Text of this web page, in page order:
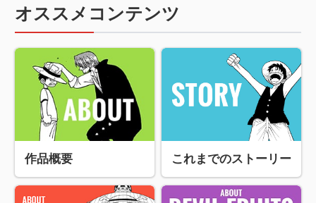
オススメコンテンツ
作品概要 これまでのストーリー